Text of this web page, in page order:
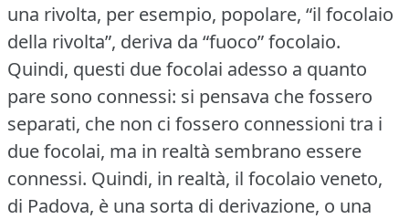
una rivolta, per esempio, popolare, “il focolaio
della rivolta”, deriva da “fuoco” focolaio.
Quindi, questi due focolai adesso a quanto
pare sono connessi: si pensava che fossero
separati, che non ci fossero connessioni tra i
due focolai, ma in realtà sembrano essere
connessi. Quindi, in realtà, il focolaio veneto,
di Padova, è una sorta di derivazione, o una